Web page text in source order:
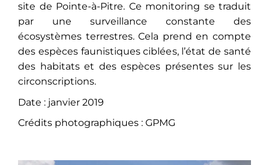
site de Pointe-à-Pitre. Ce monitoring se traduit
par une surveillance constante des
écosystèmes terrestres. Cela prend en compte
des espèces faunistiques ciblées, l’état de santé
des habitats et des espèces présentes sur les
circonscriptions.
Date : janvier 2019
Crédits photographiques : GPMG